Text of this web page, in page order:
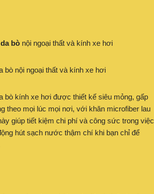
bò nội ngoại thất và kính xe hơi
bò nội ngoại thất và kính xe hơi
bò kính xe hơi được thiết kế siêu mỏng, gấp
theo mọi lúc mọi nơi, với khăn microfiber lau
giúp tiết kiệm chi phí và công sức trong việc
hút sạch nước thậm chí khi bạn chỉ để